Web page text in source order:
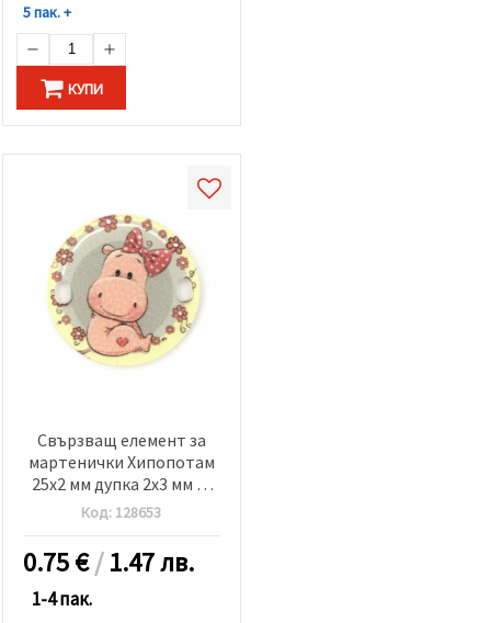
5 пак. +
КУПИ
Свързващ елемент за
мартенички Хипопотам
25x2 мм дупка 2x3 мм -5
броя
Код: 128653
0.75€/1.47 лв.
1-4 пак.